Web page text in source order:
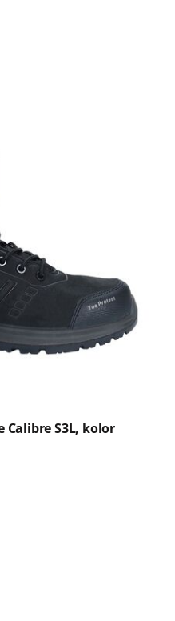
Calibre S3L, kolor